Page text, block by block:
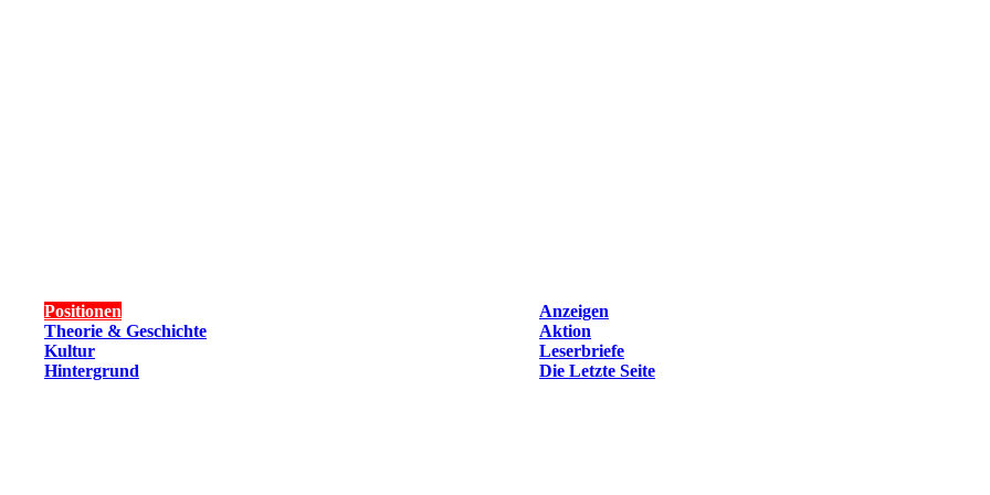
Positionen
Anzeigen
Theorie & Geschichte
Aktion
Kultur
Leserbriefe
Hintergrund Die Letzte Seite